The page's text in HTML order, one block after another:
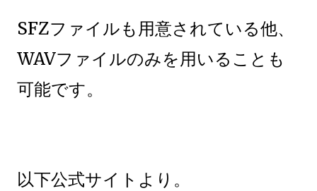
SFZファイルも用意されている他、
WAVファイルのみを用いることも
可能です。
以下公式サイトより。